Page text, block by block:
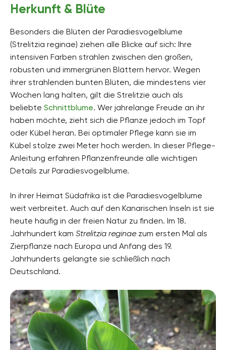
neutral, schwach sauer
Kalkverträglichkeit
Kalktolerant
Humus
Giftig
Ja
Pflanzenfamilien
Strelitziengewächse, Strelitziaceae
Pflanzenarten
Gartenstil
Wintergarten, Terrassengarten, Topfgarten
Herkunft & Blüte
Besonders die Blüten der Paradiesvogelblume
(Strelitzia reginae) ziehen alle Blicke auf sich: Ihre
intensiven Farben strahlen zwischen den großen,
robusten und immergrünen Blättern hervor. Wegen
ihrer strahlenden bunten Blüten, die mindestens vier
Wochen lang halten, gilt die Strelitzie auch als
beliebte Schnittblume. Wer jahrelange Freude an ihr
haben möchte, zieht sich die Pflanze jedoch im Topf
oder Kübel heran. Bei optimaler Pflege kann sie im
Kübel stolze zwei Meter hoch werden. In dieser Pflege-
Anleitung erfahren Pflanzenfreunde alle wichtigen
Details zur Paradiesvogelblume.
In ihrer Heimat Südafrika ist die Paradiesvogelblume
weit verbreitet. Auch auf den Kanarischen Inseln ist sie
heute häufig in der freien Natur zu finden. Im 18.
Jahrhundert kam Strelitzia reginaezum ersten Mal als
Zierpflanze nach Europa und Anfang des 19.
Jahrhunderts gelangte sie schließlich nach
Deutschland.